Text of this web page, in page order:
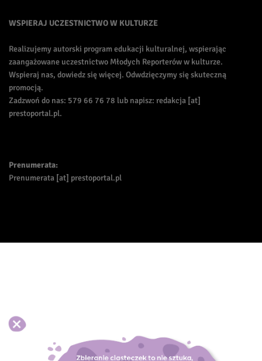
WSPIERAJ UCZESTNICTWO W KULTURZE
Realizujemy autorski program edukacji kulturalnej, wspierając
zaangażowane uczestnictwo Młodych Reporterów w kulturze.
Wspieraj nas, dowiedz się więcej. Odwdzięczymy się skuteczną
promocją.
Zadzwoń do nas: 579 66 76 78 lub napisz: redakcja [at]
prestoportal.pl.
Prenumerata:
Prenumerata [at] prestoportal.pl
Akceptuj